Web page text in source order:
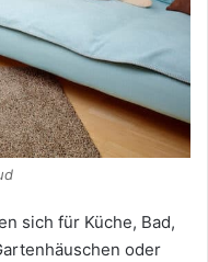
sich für Küche, Bad,
oder